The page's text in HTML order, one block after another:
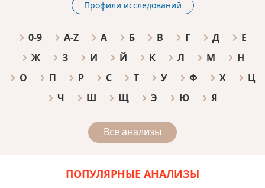
Профили исследований
0-9 A-Z А Б В Г Д
Е
Ж
З И Й К Л М
Н
О
П Р С Т У Ф Х
Ц
Ч
Ш Щ Э Ю Я
Все анализы
ПОПУЛЯРНЫЕ АНАЛИЗЫ